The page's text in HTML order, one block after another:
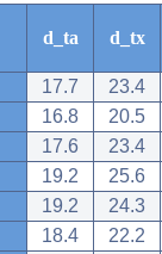
d_ta d_tx
17.7
23.4
16.8
20.5
17.6
23.4
19.2
25.6
19.2
24.3
18.4
22.2